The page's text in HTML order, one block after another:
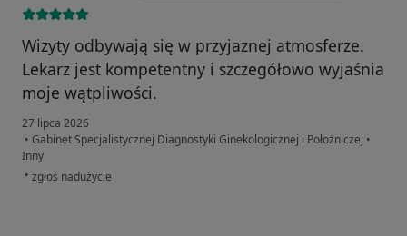
Wizyty odbywają się w przyjaznej atmosferze.
Lekarz jest kompetentny i szczegółowo wyjaśnia
moje wątpliwości.
27 lipca 2026
• Gabinet Specjalistycznej Diagnostyki Ginekologicznej i Położniczej •
Inny
• w opinii użytkownika Aleksandra
zgłoś nadużycie